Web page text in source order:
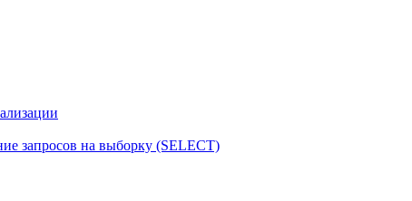
запросов на выборку (SELECT)